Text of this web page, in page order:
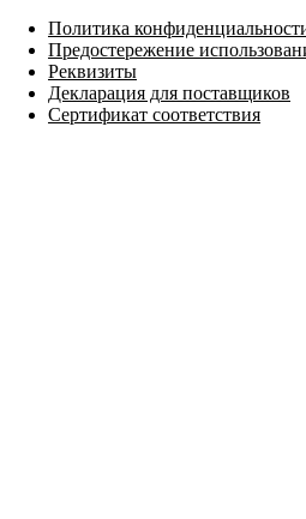
Политика
Предостережение
Реквизиты
Декларация для поставщиков
Сертификат соответствия